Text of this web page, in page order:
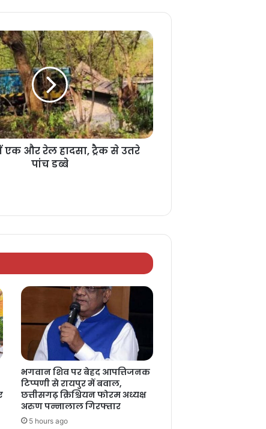
एक और रेल हादसा, ट्रैक से उतरे
पांच डब्बे
भगवान शिव पर बेहद आपत्तिजनक
टिप्पणी से रायपुर में बवाल,
छत्तीसगढ़ क्रिश्चियन फोरम अध्यक्ष
अरुण पन्नालाल गिरफ्तार
5 hours ago